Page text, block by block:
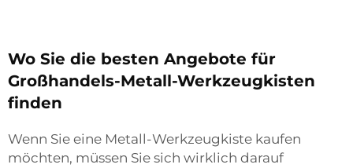
Wo Sie die besten Angebote für
Großhandels-Metall-Werkzeugkisten
finden
Wenn Sie eine Metall-Werkzeugkiste kaufen
möchten, müssen Sie sich wirklich darauf